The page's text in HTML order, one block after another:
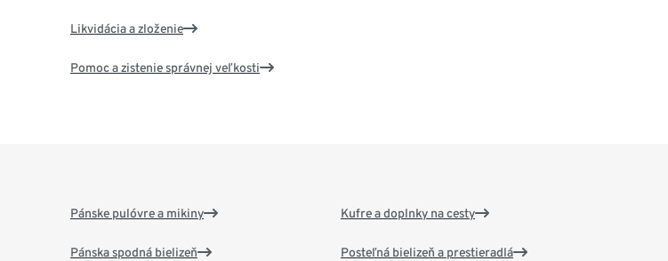
Likvidácia a zloženie
Pomoc a zistenie správnej veľkosti
Pánske pulóvre a mikiny
Pánska spodná bielizeň
Kufre a doplnky na cesty
Posteľná bielizeň a prestieradlá